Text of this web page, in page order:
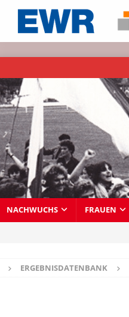
NACHWUCHS FRAUEN
ERGEBNISDATENBANK